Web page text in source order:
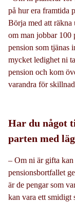
på hur era framtida
Börja med att räkna
om man jobbar 100
pension som tjänas
mycket ledighet ni
pension och kom
varandra för
Har du något
parten med
– Om ni är gifta
pensionsbortfallet
är de pengar som
kan vara ett smidigt